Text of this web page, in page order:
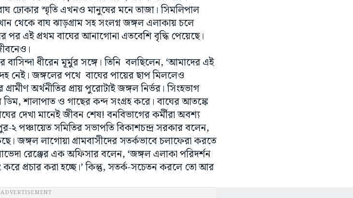
ঢোকার স্মৃতি এখনও মানুষের মনে তাজা। সিমলিপাল
থেকে বাঘ ঝাড়গ্রাম সহ সংলগ্ন জঙ্গল এলাকায় চলে
এই প্রথম বাঘের আনাগোনা এতবেশি বৃদ্ধি পেয়েছে।
বাসিন্দা ধীরেন মূর্মুর সঙ্গে। তিনি বলছিলেন, ‘আমাদের এই
নেই। জঙ্গলের পথে বাঘের পায়ের ছাপ মিললেও
অর্থনীতির প্রায় পুরোটাই জঙ্গল নির্ভর। সিংহভাগ
শালাপাত ও গাছের কন্দ সংগ্রহ করে। বাঘের আতঙ্কে
দেখা মানেই জীবন শেষ! বনবিভাগের কর্মীরা অবশ্য
২ পঞ্চায়েত সমিতির সভাপতি বিকাশচন্দ্র সরকার বলেন,
জঙ্গল লাগোয়া গ্ৰামবাসীদের সতর্কভাবে চলাফেরা করতে
রেঞ্জের এক অফিসার বলেন, ‘জঙ্গল এলাকা পরিদর্শন
করে প্রচার করা হচ্ছে।’ কিন্তু, সতর্ক-সচেতন করলে তো আর
ADVERTISEMENT